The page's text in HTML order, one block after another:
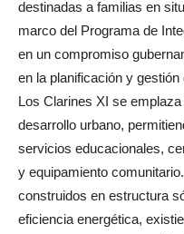
destinadas a familias en
marco del Programa de
en un compromiso
en la planificación y
Los Clarines XI se
desarrollo urbano,
servicios educacionales,
y equipamiento
construidos en estructura
eficiencia energética,